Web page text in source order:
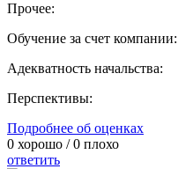
Прочее:
Обучение за счет компании:
Адекватность начальства:
Перспективы:
Подробнее об оценках
0 хорошо /0 плохо
ответить